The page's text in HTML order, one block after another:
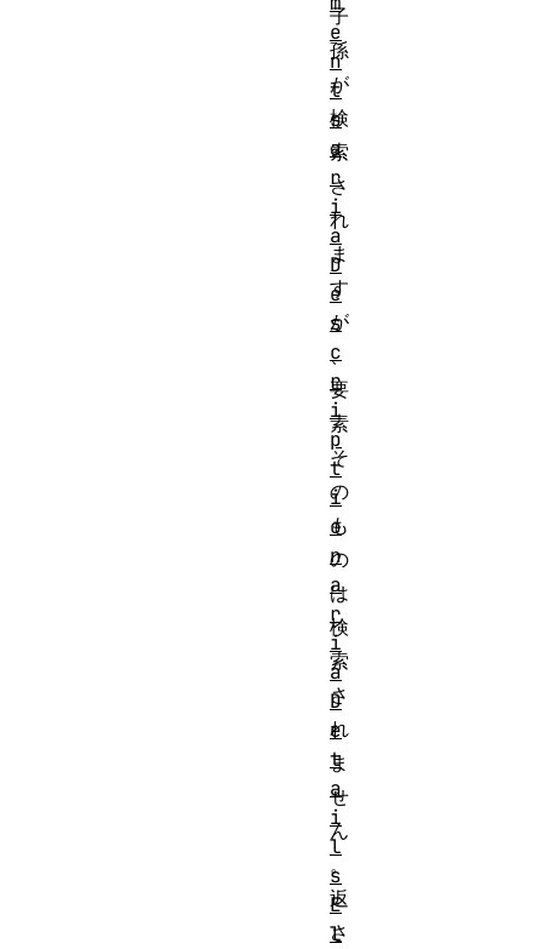
子
孫
が
検
索
さ
れ
ま
す
が
、
要
素
そ
の
も
の
は
検
索
さ
れ
ま
せ
ん
。
返
さ
e
n
t
s
a
r
i
a
D
e
s
c
r
i
p
t
i
o
n
a
r
i
a
D
e
t
a
i
l
s
E
l